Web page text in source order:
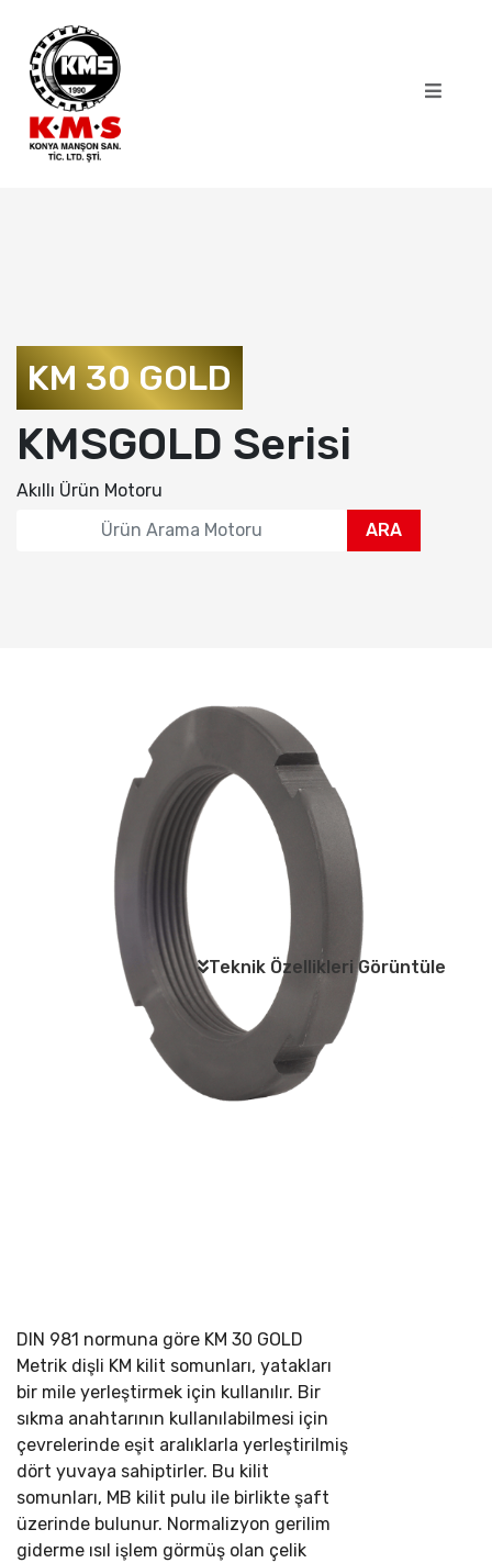
Teknik Özellikleri Görüntüle
KM 30 GOLD
KMSGOLD Serisi
Akıllı Ürün Motoru
ARA
DIN 981 normuna göre KM 30 GOLD
Metrik dişli KM kilit somunları, yatakları
bir mile yerleştirmek için kullanılır. Bir
sıkma anahtarının kullanılabilmesi için
çevrelerinde eşit aralıklarla yerleştirilmiş
dört yuvaya sahiptirler. Bu kilit
somunları, MB kilit pulu ile birlikte şaft
üzerinde bulunur. Normalizyon gerilim
giderme ısıl işlem görmüş olan çelik